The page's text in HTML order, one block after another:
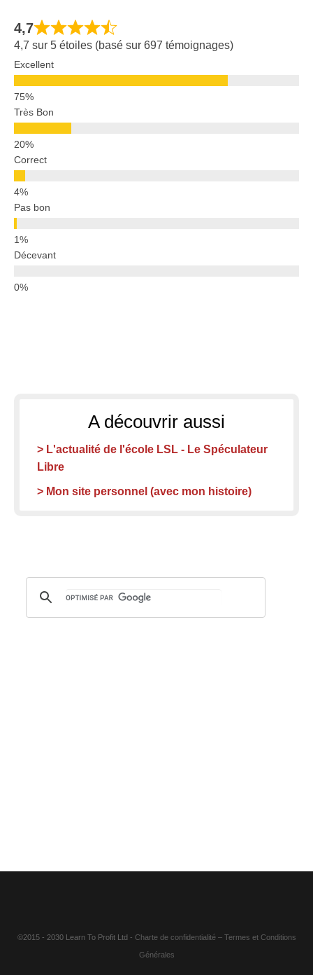
4,7
4,7 sur 5 étoiles (basé sur 697 témoignages)
Excellent
Très Bon
Correct
Pas bon
Décevant
A découvrir aussi
> L'actualité de l'école LSL - Le Spéculateur
Libre
> Mon site personnel (avec mon histoire)
©2015 - 2030 Learn To Profit Ltd - Charte de confidentialité– Termes et Conditions
Générales